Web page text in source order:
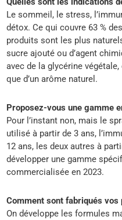
Le sommeil, le stress,
détox. Ce qui couvre 63 %
produits sont les plus
sucre ajouté ou d’agent
avec de la glycérine
que d’un arôme naturel.
Proposez-vous une gamme
Pour l’instant non, mais le
utilisé à partir de 3 ans,
12 ans, les deux autres à
développer une gamme
commercialisée en 2023.
Comment sont fabriqués vos
On développe les formules